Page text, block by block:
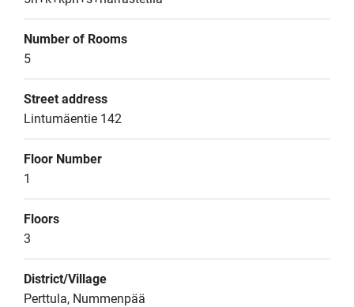
Number of Rooms
5
Street address
Lintumäentie 142
Floor Number
1
Floors
3
District/Village
Perttula, Nummenpää